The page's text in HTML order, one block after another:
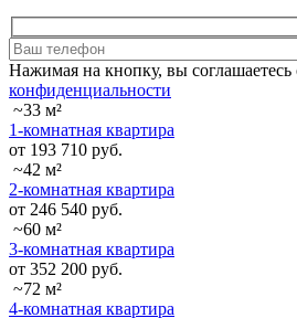
Нажимая на кнопку, вы соглашаетесь
конфиденциальности
~33 м²
1-комнатная квартира
от 193 710 руб.
~42 м²
2-комнатная квартира
от 246 540 руб.
~60 м²
3-комнатная квартира
от 352 200 руб.
~72 м²
4-комнатная квартира